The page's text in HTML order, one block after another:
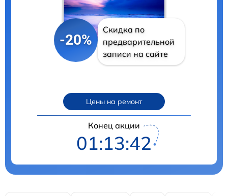
-20%
Скидка по
предварительной
записи на сайте
Цены на ремонт
Конец акции
01:13:41